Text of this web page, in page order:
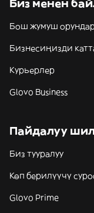
Биз менен
Бош жумуш
Бизнесиңизди
Курьерлер
Glovo Business
Пайдалуу
Биз тууралуу
Көп берилүүчү
Glovo Prime